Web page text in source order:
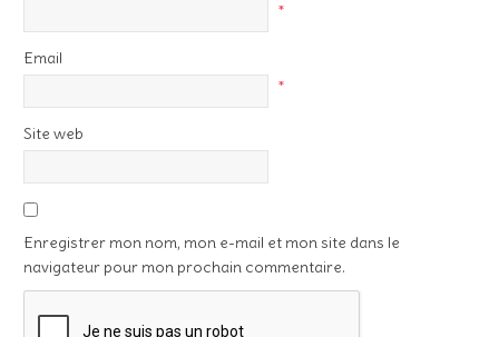
*
Email
*
Site web
Enregistrer mon nom, mon e-mail et mon site dans le
navigateur pour mon prochain commentaire.